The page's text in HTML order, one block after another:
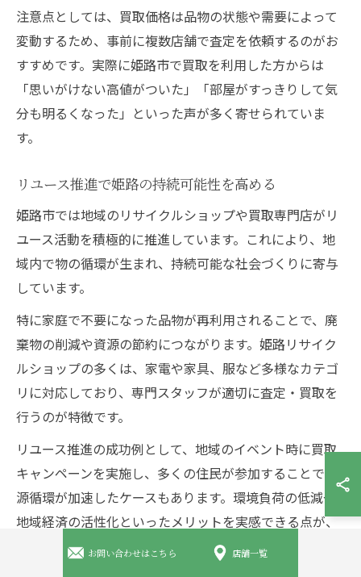
注意点としては、買取価格は品物の状態や需要によって
変動するため、事前に複数店舗で査定を依頼するのがお
すすめです。実際に姫路市で買取を利用した方からは
「思いがけない高値がついた」「部屋がすっきりして気
分も明るくなった」といった声が多く寄せられていま
す。
リユース推進で姫路の持続可能性を高める
姫路市では地域のリサイクルショップや買取専門店がリ
ユース活動を積極的に推進しています。これにより、地
域内で物の循環が生まれ、持続可能な社会づくりに寄与
しています。
特に家庭で不要になった品物が再利用されることで、廃
棄物の削減や資源の節約につながります。姫路リサイク
ルショップの多くは、家電や家具、服など多様なカテゴ
リに対応しており、専門スタッフが適切に査定・買取を
行うのが特徴です。
リユース推進の成功例として、地域のイベント時に買取
キャンペーンを実施し、多くの住民が参加することで資
源循環が加速したケースもあります。環境負荷の低減や
地域経済の活性化といったメリットを実感できる点が、
姫路市ならではのリユース戦略の強みです。
お問い合わせはこちら 店舗一覧